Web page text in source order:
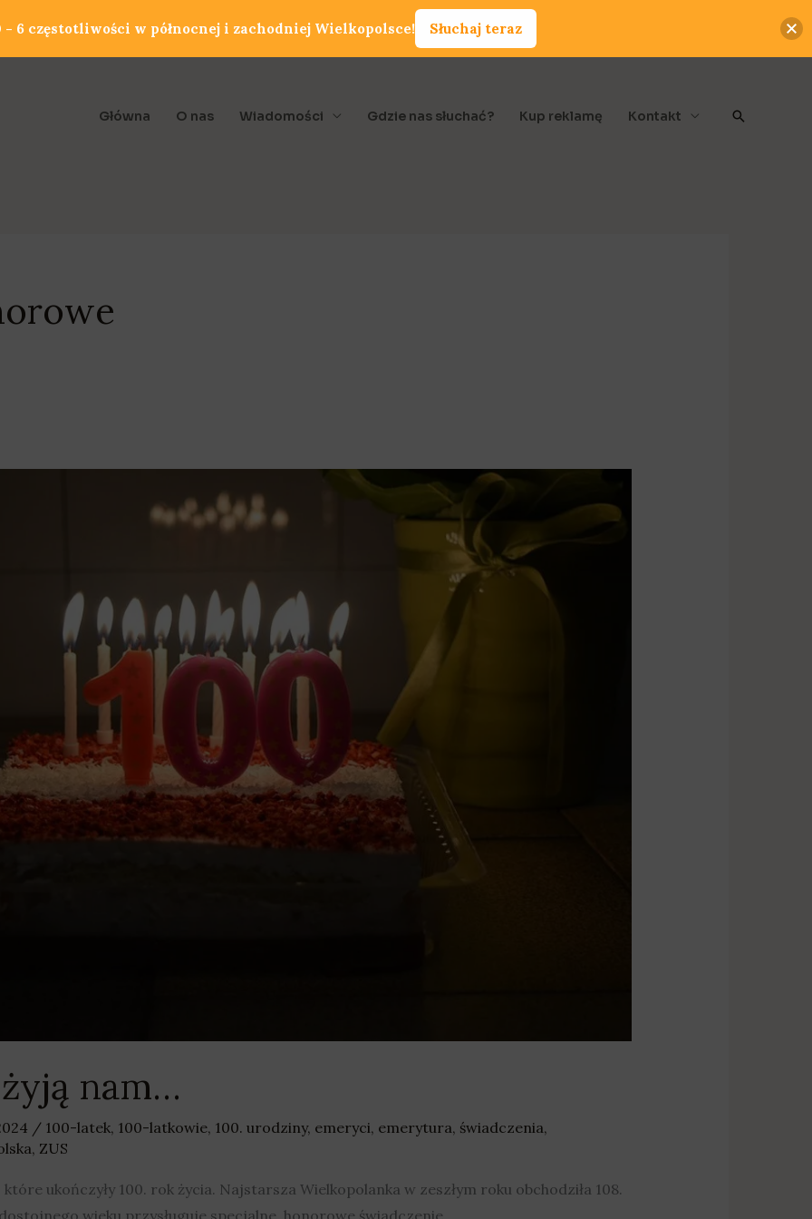
Główna O nas Wiadomości Gdzie nas słuchać? Kup reklamę Kontakt Szukaj
nam…
/ 100-latek, 100-latkowie, 100. urodziny, emeryci, emerytura, świadczenia,
, ZUS
ukończyły 100. rok życia. Najstarsza Wielkopolanka w zeszłym roku obchodziła 108.
6 częstotliwości w północnej i zachodniej Wielkopolsce! Słuchaj teraz